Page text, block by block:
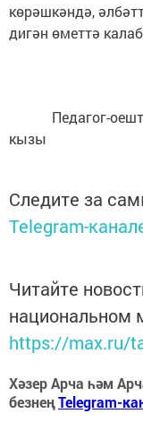
көрәшкәндә,
дигән өметтә
Педагог-
кызы
Следите за
Telegram-
Читайте
национальном
https://max.ru/
Хәзер Арча һәм
безнеңTelegram-